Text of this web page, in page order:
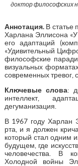
доктор философских
Аннотация.В статье
Харлана Эллисона «У
его адаптаций
«Удивительный
философские
визуальных
современных тревог,
Ключевые слова:
интеллект,
дегуманизация.
В 1967 году Харлан
рта, и я должен
который стал одним
будущем, где
человечества. В
Холодной войны